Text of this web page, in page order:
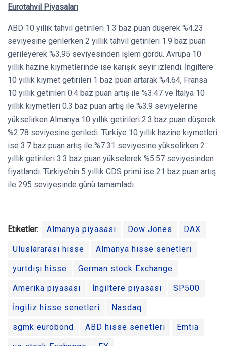
Eurotahvil Piyasaları
ABD 10 yıllık tahvil getirileri 1.3 baz puan düşerek %4.23
seviyesine gerilerken 2 yıllık tahvil getirileri 1.9 baz puan
gerileyerek %3.95 seviyesinden işlem gördü. Avrupa 10
yıllık hazine kıymetlerinde ise karışık seyir izlendi. İngiltere
10 yıllık kıymet getirileri 1 baz puan artarak %4.64, Fransa
10 yıllık getirileri 0.4 baz puan artış ile %3.47 ve İtalya 10
yıllık kıymetleri 0.3 baz puan artış ile %3.9 seviyelerine
yükselirken Almanya 10 yıllık getirileri 2.3 baz puan düşerek
%2.78 seviyesine geriledi. Türkiye 10 yıllık hazine kıymetleri
ise 3.7 baz puan artış ile %7.31 seviyesine yükselirken 2
yıllık getirileri 3.3 baz puan yükselerek %5.57 seviyesinden
fiyatlandı. Türkiye’nin 5 yıllık CDS primi ise 21 baz puan artış
ile 295 seviyesinde günü tamamladı.
Etiketler: Almanya piyasası Dow Jones DAX
Uluslararası hisse Almanya hisse senetleri
yurtdışı hisse German stock Exchange
Amerika piyasası İngiltere piyasası SP500
İngiliz hisse senetleri Nasdaq
sgmk eurobond ABD hisse senetleri Emtia